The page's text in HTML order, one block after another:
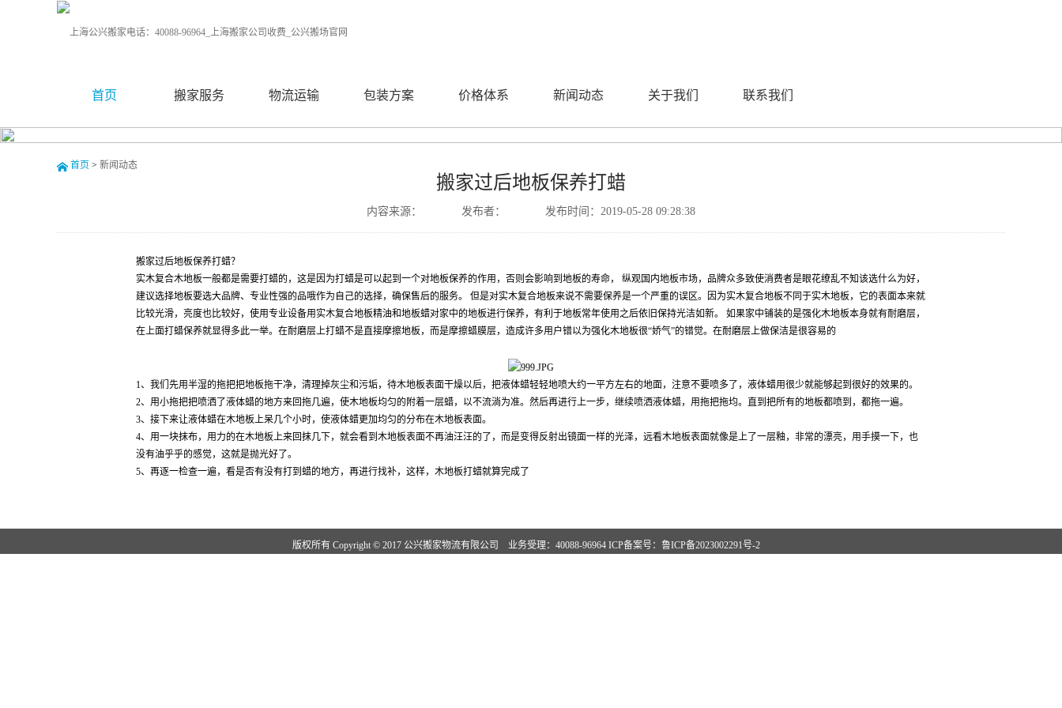
首页 搬家服务 物流运输 包装方案 价格体系 新闻动态 关于我们 联系我们
首页 > 新闻动态
搬家过后地板保养打蜡
内容来源： 发布者： 发布时间：2019-05-28 09:28:38
搬家过后地板保养打蜡？
实木复合木地板一般都是需要打蜡的，这是因为打蜡是可以起到一个对地板保养的作用，否则会影响到地板的寿命， 纵观国内地板市场，品牌众多致使消费者是眼花缭乱不知该选什么为好，
建议选择地板要选大品牌、专业性强的品哦作为自己的选择，确保售后的服务。 但是对实木复合地板来说不需要保养是一个严重的误区。因为实木复合地板不同于实木地板，它的表面本来就
比较光滑，亮度也比较好，使用专业设备用实木复合地板精油和地板蜡对家中的地板进行保养，有利于地板常年使用之后依旧保持光洁如新。 如果家中铺装的是强化木地板本身就有耐磨层，
在上面打蜡保养就显得多此一举。在耐磨层上打蜡不是直接摩擦地板，而是摩擦蜡膜层，造成许多用户错以为强化木地板很“娇气”的错觉。在耐磨层上做保洁是很容易的
1、我们先用半湿的拖把把地板拖干净，清理掉灰尘和污垢，待木地板表面干燥以后，把液体蜡轻轻地喷大约一平方左右的地面，注意不要喷多了，液体蜡用很少就能够起到很好的效果的。
2、用小拖把把喷洒了液体蜡的地方来回拖几遍，使木地板均匀的附着一层蜡，以不流淌为准。然后再进行上一步，继续喷洒液体蜡，用拖把拖均。直到把所有的地板都喷到，都拖一遍。
3、接下来让液体蜡在木地板上呆几个小时，使液体蜡更加均匀的分布在木地板表面。
4、用一块抹布，用力的在木地板上来回抹几下，就会看到木地板表面不再油汪汪的了，而是变得反射出镜面一样的光泽，远看木地板表面就像是上了一层釉，非常的漂亮，用手摸一下，也
没有油乎乎的感觉，这就是抛光好了。
5、再逐一检查一遍，看是否有没有打到蜡的地方，再进行找补，这样，木地板打蜡就算完成了
版权所有 Copyright © 2017 公兴搬家物流有限公司 业务受理：40088-96964 ICP备案号： 鲁ICP备2023002291号-2